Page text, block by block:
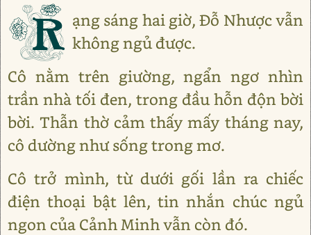
R ạng sáng hai giờ, Đỗ Nhược vẫn
không ngủ được.
Cô nằm trên giường, ngẩn ngơ nhìn
trần nhà tối đen, trong đầu hỗn độn bời
bời. Thẫn thờ cảm thấy mấy tháng nay,
cô dường như sống trong mơ.
Cô trở mình, từ dưới gối lần ra chiếc
điện thoại bật lên, tin nhắn chúc ngủ
ngon của Cảnh Minh vẫn còn đó.